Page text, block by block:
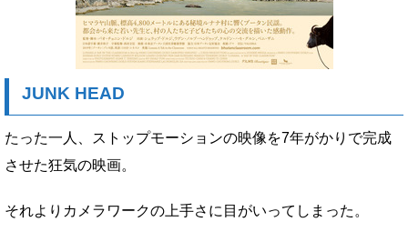
JUNK HEAD
たった一人、ストップモーションの映像を7年がかりで完成
させた狂気の映画。
それよりカメラワークの上手さに目がいってしまった。